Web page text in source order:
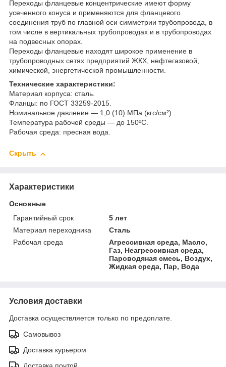
Переходы фланцевые концентрические имеют форму
усеченного конуса и применяются для фланцевого
соединения труб по главной оси симметрии трубопровода, в
том числе в вертикальных трубопроводах и в трубопроводах
на подвесных опорах.
Переходы фланцевые находят широкое применение в
трубопроводных сетях предприятий ЖКХ, нефтегазовой,
химической, энергетической промышленности.
Технические характеристики:
Материал корпуса: сталь.
Фланцы: по ГОСТ 33259-2015.
Номинальное давление — 1,0 (10) МПа (кгс/см²).
Температура рабочей среды — до 150ºС.
Рабочая среда: пресная вода.
Скрыть
Характеристики
Основные
Гарантийный срок
5 лет
Материал переходника
Сталь
Рабочая среда
Агрессивная среда, Масло,
Газ, Неагрессивная среда,
Пароводяная смесь, Воздух,
Жидкая среда, Пар, Вода
Условия доставки
Доставка осуществляется только по предоплате.
Самовывоз
Доставка курьером
Доставка почтой